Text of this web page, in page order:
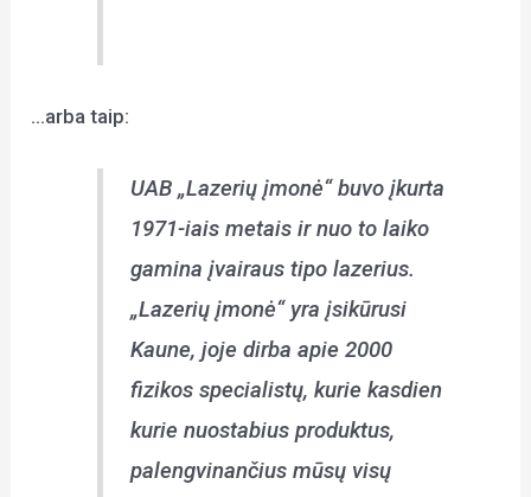
…arba taip:
UAB „Lazerių įmonė“ buvo įkurta
1971-iais metais ir nuo to laiko
gamina įvairaus tipo lazerius.
„Lazerių įmonė“ yra įsikūrusi
Kaune, joje dirba apie 2000
fizikos specialistų, kurie kasdien
kurie nuostabius produktus,
palengvinančius mūsų visų